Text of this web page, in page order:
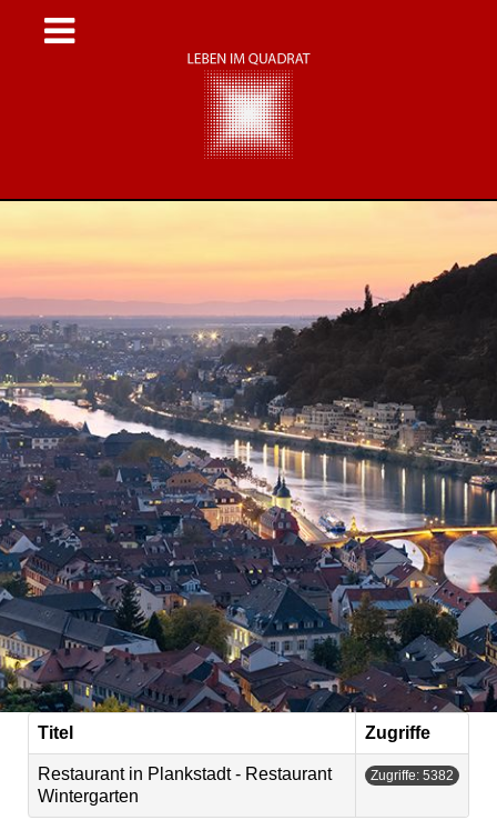
Titel Zugriffe
Restaurant in Plankstadt - Restaurant
Wintergarten
Zugriffe: 5382